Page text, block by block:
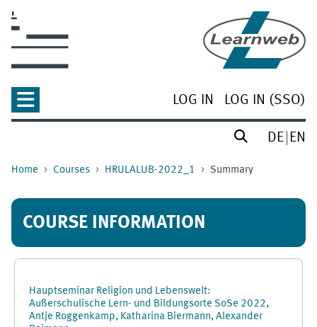
LOG IN LOG IN (SSO)
DE EN
Home Courses HRULALUB-2022_1 Summary
COURSE INFORMATION
Hauptseminar Religion und Lebenswelt:
Außerschulische Lern- und Bildungsorte SoSe 2022,
Antje Roggenkamp, Katharina Biermann, Alexander